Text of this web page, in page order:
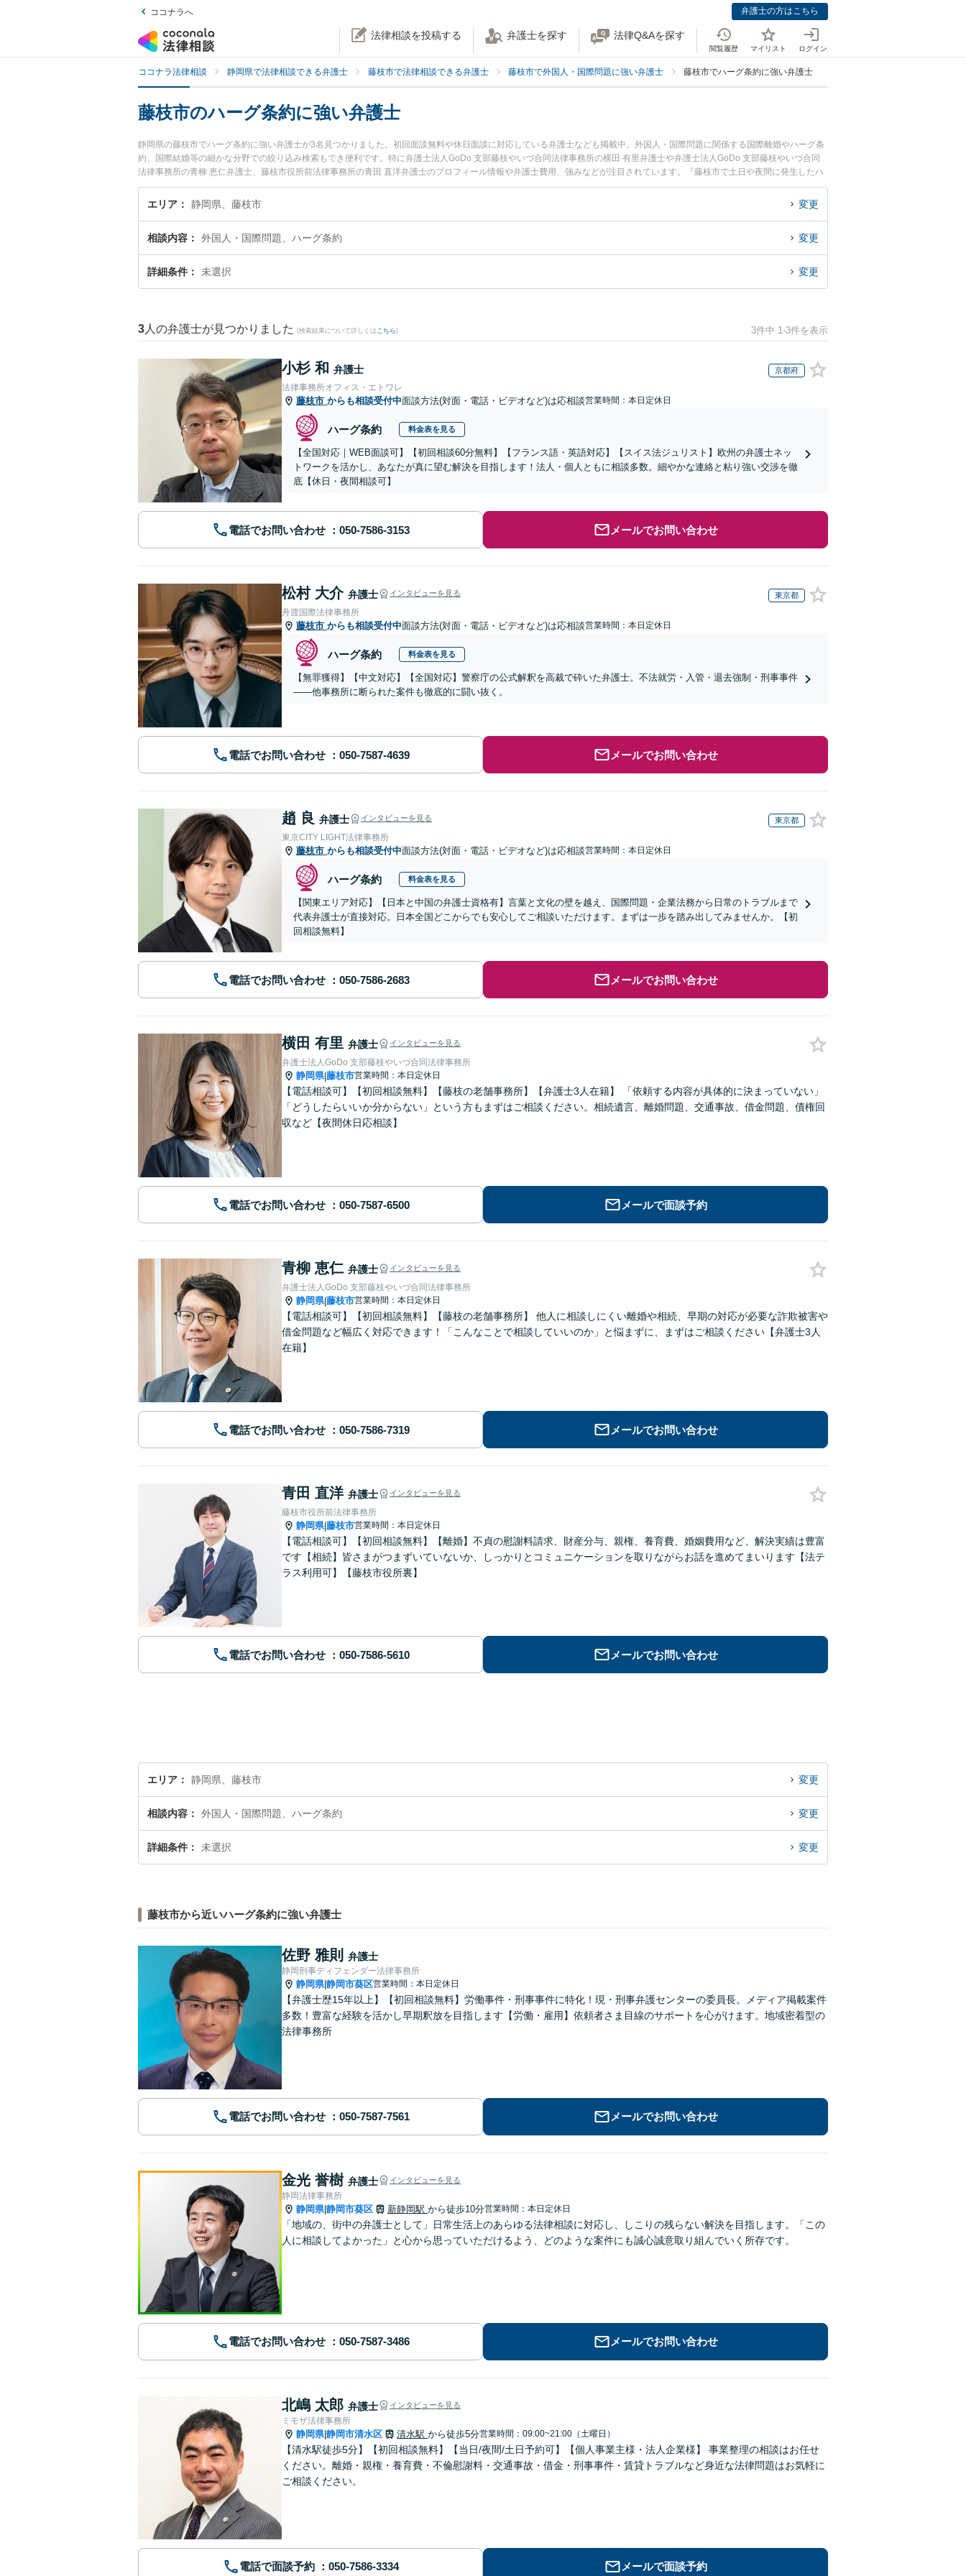
ココナラへ 弁護士の方はこちら
法律相談を投稿する 弁護士を探す 法律Q&Aを探す
閲覧履歴 マイリスト ログイン
ココナラ法律相談 静岡県で法律相談できる弁護士 藤枝市で法律相談できる弁護士 藤枝市で外国人・国際問題に強い弁護士 藤枝市でハーグ条約に強い弁護士
藤枝市のハーグ条約に強い弁護士
静岡県の藤枝市でハーグ条約に強い弁護士が3名見つかりました。初回面談無料や休日面談に対応している弁護士なども掲載中。外国人・国際問題に関係する国際離婚やハーグ条
約、国際結婚等の細かな分野での絞り込み検索もでき便利です。特に弁護士法人GoDo 支部藤枝やいづ合同法律事務所の横田 有里弁護士や弁護士法人GoDo 支部藤枝やいづ合同
法律事務所の青柳 恵仁弁護士、藤枝市役所前法律事務所の青田 直洋弁護士のプロフィール情報や弁護士費用、強みなどが注目されています。『藤枝市で土日や夜間に発生したハ
ーグ条約のトラブルを今すぐに弁護士に相談したい』『ハーグ条約のトラブル解決の実績豊富な近くの弁護士を検索したい』『初回相談無料でハーグ条約を法律相談できる藤枝市
内の弁護士に相談予約したい』などでお困りの相談者さんにおすすめです。
エリア 静岡県、藤枝市 変更
相談内容 外国人・国際問題、ハーグ条約 変更
詳細条件 未選択 変更
3 人の弁護士が見つかりました (検索結果について詳しくは こちら) 3件中 1-3件を表示
小杉 和 弁護士 京都府
法律事務所オフィス・エトワレ
藤枝市 からも相談受付中面談方法(対面・電話・ビデオなど)は応相談営業時間：本日定休日
ハーグ条約 料金表を見る
【全国対応｜WEB面談可】【初回相談60分無料】【フランス語・英語対応】【スイス法ジュリスト】欧州の弁護士ネッ
トワークを活かし、あなたが真に望む解決を目指します！法人・個人ともに相談多数。細やかな連絡と粘り強い交渉を徹
底【休日・夜間相談可】
電話でお問い合わせ メールでお問い合わせ
松村 大介 弁護士 インタビューを見る 東京都
舟渡国際法律事務所
藤枝市 からも相談受付中面談方法(対面・電話・ビデオなど)は応相談営業時間：本日定休日
ハーグ条約 料金表を見る
【無罪獲得】【中文対応】【全国対応】警察庁の公式解釈を高裁で砕いた弁護士。不法就労・入管・退去強制・刑事事件
——他事務所に断られた案件も徹底的に闘い抜く。
電話でお問い合わせ メールでお問い合わせ
趙 良 弁護士 インタビューを見る 東京都
東京CITY LIGHT法律事務所
藤枝市 からも相談受付中面談方法(対面・電話・ビデオなど)は応相談営業時間：本日定休日
ハーグ条約 料金表を見る
【関東エリア対応】【日本と中国の弁護士資格有】言葉と文化の壁を越え、国際問題・企業法務から日常のトラブルまで
代表弁護士が直接対応。日本全国どこからでも安心してご相談いただけます。まずは一歩を踏み出してみませんか。【初
回相談無料】
電話でお問い合わせ メールでお問い合わせ
横田 有里 弁護士 インタビューを見る
弁護士法人GoDo 支部藤枝やいづ合同法律事務所
静岡県|藤枝市営業時間：本日定休日
【電話相談可】【初回相談無料】【藤枝の老舗事務所】【弁護士3人在籍】 「依頼する内容が具体的に決まっていない」
「どうしたらいいか分からない」という方もまずはご相談ください。相続遺言、離婚問題、交通事故、借金問題、債権回
収など【夜間休日応相談】
電話でお問い合わせ メールで面談予約
青柳 恵仁 弁護士 インタビューを見る
弁護士法人GoDo 支部藤枝やいづ合同法律事務所
静岡県|藤枝市営業時間：本日定休日
【電話相談可】【初回相談無料】【藤枝の老舗事務所】 他人に相談しにくい離婚や相続、早期の対応が必要な詐欺被害や
借金問題など幅広く対応できます！「こんなことで相談していいのか」と悩まずに、まずはご相談ください【弁護士3人
在籍】
電話でお問い合わせ メールでお問い合わせ
青田 直洋 弁護士 インタビューを見る
藤枝市役所前法律事務所
静岡県|藤枝市営業時間：本日定休日
【電話相談可】【初回相談無料】【離婚】不貞の慰謝料請求、財産分与、親権、養育費、婚姻費用など、解決実績は豊富
です【相続】皆さまがつまずいていないか、しっかりとコミュニケーションを取りながらお話を進めてまいります【法テ
ラス利用可】【藤枝市役所裏】
電話でお問い合わせ メールでお問い合わせ
エリア 静岡県、藤枝市 変更
相談内容 外国人・国際問題、ハーグ条約 変更
詳細条件 未選択 変更
藤枝市から近いハーグ条約に強い弁護士
佐野 雅則 弁護士
静岡刑事ディフェンダー法律事務所
静岡県|静岡市葵区営業時間：本日定休日
【弁護士歴15年以上】【初回相談無料】労働事件・刑事事件に特化！現・刑事弁護センターの委員長。メディア掲載案件
多数！豊富な経験を活かし早期釈放を目指します【労働・雇用】依頼者さま目線のサポートを心がけます。地域密着型の
法律事務所
電話でお問い合わせ メールでお問い合わせ
金光 誉樹 弁護士 インタビューを見る
静岡法律事務所
静岡県|静岡市葵区 新静岡駅 から徒歩10分営業時間：本日定休日
「地域の、街中の弁護士として」日常生活上のあらゆる法律相談に対応し、しこりの残らない解決を目指します。「この
人に相談してよかった」と心から思っていただけるよう、どのような案件にも誠心誠意取り組んでいく所存です。
電話でお問い合わせ メールでお問い合わせ
北嶋 太郎 弁護士 インタビューを見る
ミモザ法律事務所
静岡県|静岡市清水区 清水駅 から徒歩5分営業時間：09:00~21:00（土曜日）
【清水駅徒歩5分】【初回相談無料】【当日/夜間/土日予約可】【個人事業主様・法人企業様】 事業整理の相談はお任せ
ください。離婚・親権・養育費・不倫慰謝料・交通事故・借金・刑事事件・賃貸トラブルなど身近な法律問題はお気軽に
ご相談ください。
電話で面談予約 メールで面談予約